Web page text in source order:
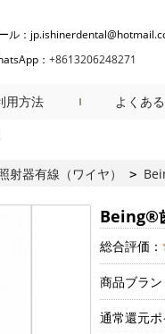
ル：
： +8613206248271
用方法 よくあ
検索
射器有線（ワイヤ） >
Being®
総合評価：
商品ブラ
通常還元